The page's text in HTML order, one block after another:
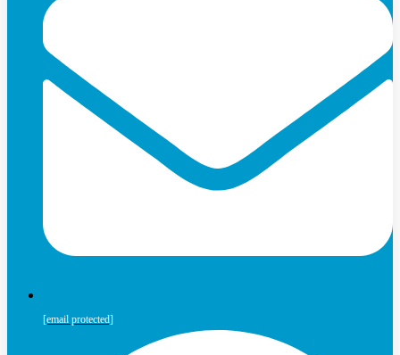
[email protected]